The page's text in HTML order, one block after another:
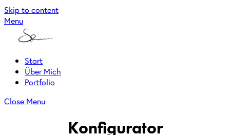
Skip to content
Menu
Start
Über Mich
Portfolio
Close Menu
Konfigurator